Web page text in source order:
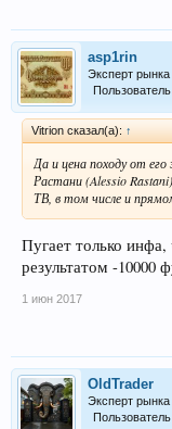
asp1rin
Эксперт рынка
Пользователь
Vitrion сказал(а): ↑
Да и цена походу от
Растани (Alessio
ТВ, в том числе и
Пугает только инфа,
результатом -10000
1 июн 2017
OldTrader
Эксперт рынка
Пользователь